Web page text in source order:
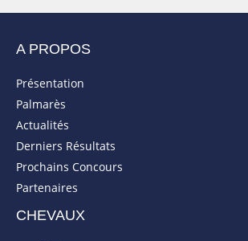
A PROPOS
Présentation
Palmarès
Actualités
Derniers Résultats
Prochains Concours
Partenaires
CHEVAUX